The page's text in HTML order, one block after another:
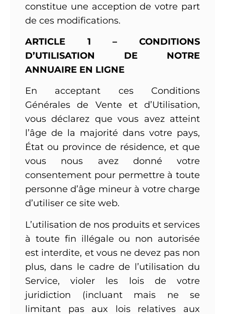
constitue une acception de votre part
de ces modifications.
ARTICLE 1 – CONDITIONS
D’UTILISATION DE NOTRE
ANNUAIRE EN LIGNE
En acceptant ces Conditions
Générales de Vente et d’Utilisation,
vous déclarez que vous avez atteint
l’âge de la majorité dans votre pays,
État ou province de résidence, et que
vous nous avez donné votre
consentement pour permettre à toute
personne d’âge mineur à votre charge
d’utiliser ce site web.
L’utilisation de nos produits et services
à toute fin illégale ou non autorisée
est interdite, et vous ne devez pas non
plus, dans le cadre de l’utilisation du
Service, violer les lois de votre
juridiction (incluant mais ne se
limitant pas aux lois relatives aux